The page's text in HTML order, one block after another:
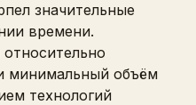
значительные
времени.
минимальный объём
технологий